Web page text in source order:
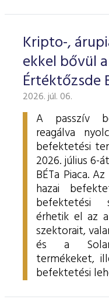
Kripto-,
ekkel bővül
Értéktőzsde
2026. júl. 06.
A passzív
reagálva
befektetési
2026. július 6-
BÉTa Piaca.
hazai
befektetési
érhetik el az
szektorait,
és a
termékeket,
befektetési